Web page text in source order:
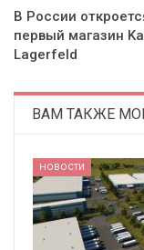
В России
первый магазин
Lagerfeld
ВАМ ТАКЖЕ
НОВОСТИ